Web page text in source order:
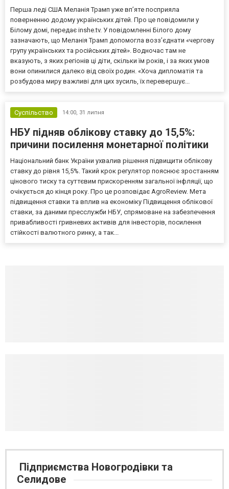
Перша леді США Меланія Трамп уже впʼяте посприяла
поверненню додому українських дітей. Про це повідомили у
Білому домі, передає inshe.tv. У повідомленні Білого дому
зазначають, що Меланія Трамп допомогла возз’єднати «чергову
групу українських та російських дітей». Водночас там не
вказують, з яких регіонів ці діти, скільки їм років, і за яких умов
вони опинилися далеко від своїх родин. «Хоча дипломатія та
розбудова миру важливі для цих зусиль, їх перевершує...
Суспільство 14:00, 31 липня
НБУ підняв облікову ставку до 15,5%:
причини посилення монетарної політики
Національний банк України ухвалив рішення підвищити облікову
ставку до рівня 15,5%. Такий крок регулятор пояснює зростанням
цінового тиску та суттєвим прискоренням загальної інфляції, що
очікується до кінця року. Про це розповідає AgroReview. Мета
підвищення ставки та вплив на економіку Підвищення облікової
ставки, за даними пресслужби НБУ, спрямоване на забезпечення
привабливості гривневих активів для інвесторів, посилення
стійкості валютного ринку, а так...
Підприємства Новогродівки та
Селидове